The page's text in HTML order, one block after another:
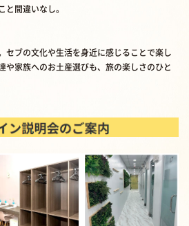
と間違いなし。
セブの文化や生活を身近に感じることで楽し
や家族へのお土産選びも、旅の楽しさのひと